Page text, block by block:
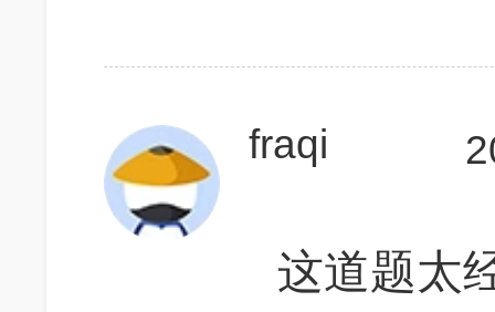
fraqi
这道题太